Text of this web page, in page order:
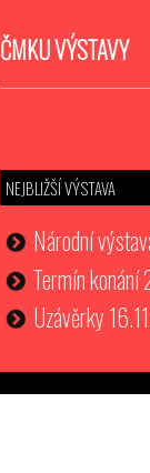
ČMKU VÝSTAVY
NEJBLIŽŠÍ VÝSTAVA
Národní
Termín
Uzávěrky